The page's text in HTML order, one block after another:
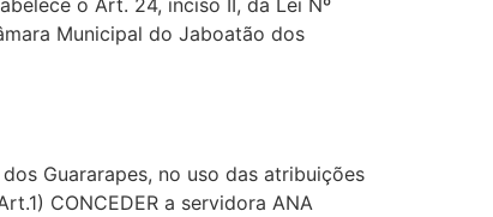
o Art. 24, inciso II, da Lei Nº
Municipal do Jaboatão dos
dos Guararapes, no uso das atribuições
CONCEDER a servidora ANA